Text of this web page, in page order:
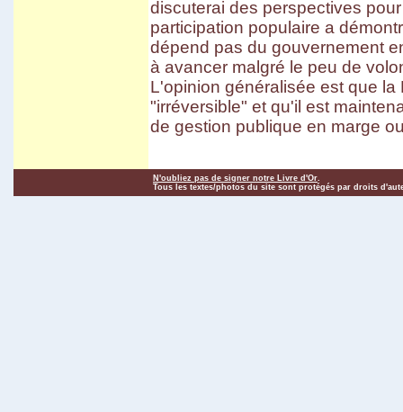
discuterai des perspectives
participation populaire a
dépend pas du gouvernement
à avancer malgré le peu de
L'opinion généralisée est que
"irréversible" et qu'il est
de gestion publique en marge
N'oubliez pas de signer notre Livre d'Or.
Tous les textes/photos du site sont protégés par droits